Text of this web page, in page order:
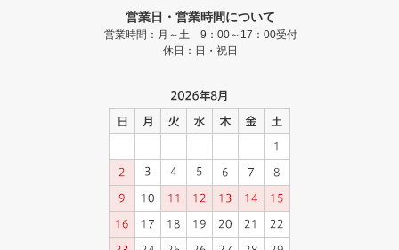
営業日・営業時間について
営業時間：月～土 9：00～17：00受付
休日：日・祝日